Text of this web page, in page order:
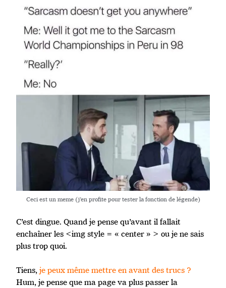
Ceci est un meme (j’en profite pour tester la fonction de légende)
C’est dingue. Quand je pense qu’avant il fallait
enchaîner les <img style = « center » > ou je ne sais
plus trop quoi.
Tiens,je peux même mettre en avant des trucs ?
Hum, je pense que ma page va plus passer la